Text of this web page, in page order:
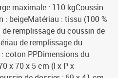
maximale : 110 kgCoussin
: beigeMatériau : tissu (100 %
remplissage du coussin de
de remplissage du
coton PPDimensions du
x 70 x 5 cm (l x P x